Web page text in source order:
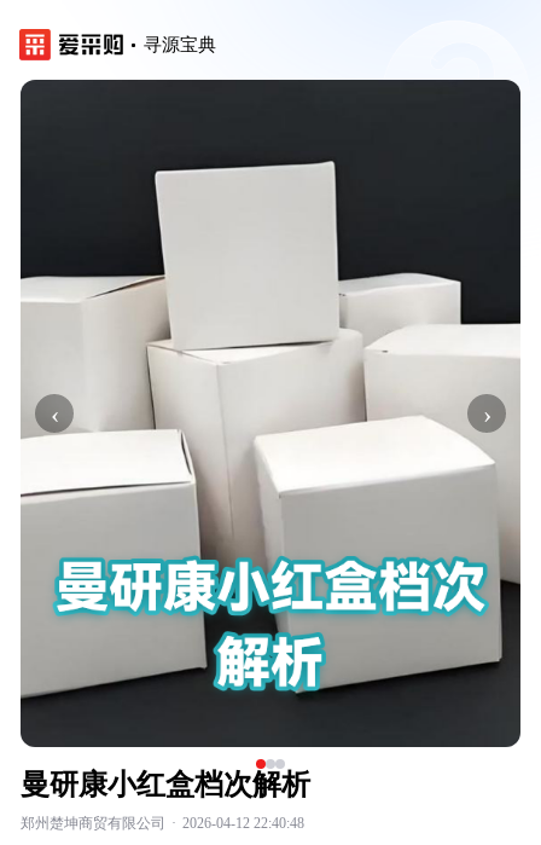
寻源宝典
‹ ›
曼研康小红盒档次解析
郑州楚坤商贸有限公司 · 2026-04-12 22:40:48